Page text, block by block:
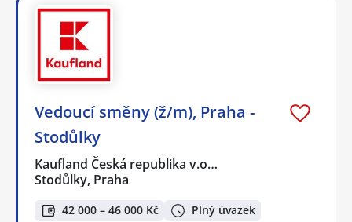
Vedoucí směny (ž/m), Praha -
Stodůlky
Kaufland Česká republika v.o…
Stodůlky, Praha
42 000 – 46 000 Kč Plný úvazek